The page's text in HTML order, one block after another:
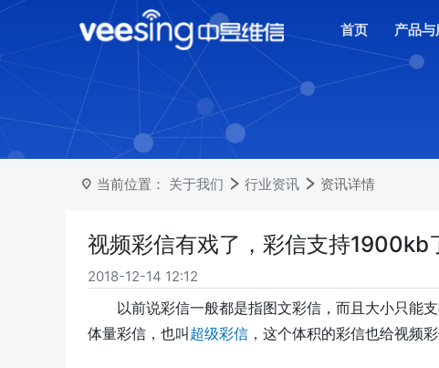
首页 产品与
当前位置： 关于我们 行业资讯 资讯详情
视频彩信有戏了，彩信支持1900kb
2018-12-14 12:12
以前说彩信一般都是指图文彩信，而且大小只能
体量彩信，也叫 超级彩信 ，这个体积的彩信也给视频